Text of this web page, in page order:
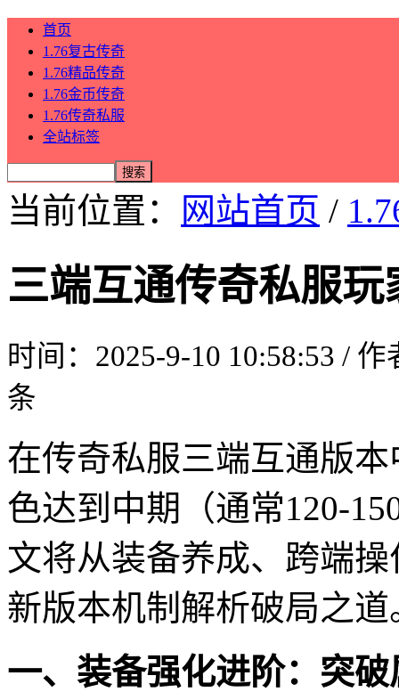
首页
1.76复古传奇
1.76精品传奇
1.76金币传奇
1.76传奇私服
全站标签
当前位置： 网站首页 /
三端互通传奇私服
时间：2025-9-10 10:58:53 /
条
在传奇私服三端互通版
色达到中期（通常120-
文将从装备养成、跨端
新版本机制解析破局之道
一、装备强化进阶：突